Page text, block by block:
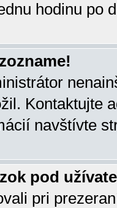
hodinu po
Kontaktujte
navštívte
pod
pri